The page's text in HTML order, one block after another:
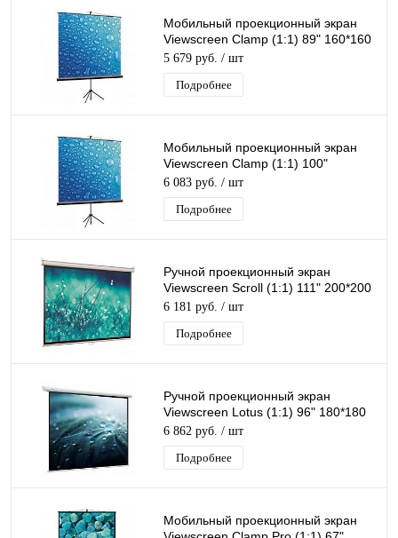
Мобильный проекционный экран
Viewscreen Clamp (1:1) 89" 160*160
MW
5 679 руб. / шт
Подробнее
Мобильный проекционный экран
Viewscreen Clamp (1:1) 100"
180*180 MW
6 083 руб. / шт
Подробнее
Ручной проекционный экран
Viewscreen Scroll (1:1) 111" 200*200
MW
6 181 руб. / шт
Подробнее
Ручной проекционный экран
Viewscreen Lotus (1:1) 96" 180*180
MW
6 862 руб. / шт
Подробнее
Мобильный проекционный экран